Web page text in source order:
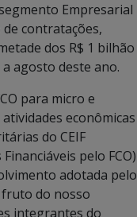
Empresarial
de contratações,
dos R$ 1 bilhão
agosto deste ano.
para micro e
econômicas
do CEIF
pelo FCO)
adotada pelo
fruto do nosso
integrantes do